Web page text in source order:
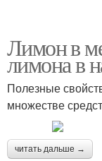
Лимон в
лимона в
Полезные
множестве
читать дальше →